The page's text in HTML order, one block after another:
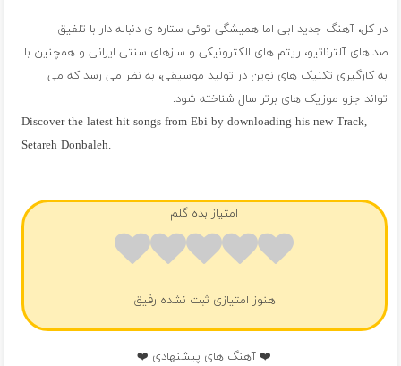
در کل، آهنگ جدید ابی اما همیشگی توئی ستاره ی دنباله دار با تلفیق
صداهای آلترناتیو، ریتم های الکترونیکی و سازهای سنتی ایرانی و همچنین با
به کارگیری تکنیک های نوین در تولید موسیقی، به نظر می رسد که می
تواند جزو موزیک های برتر سال شناخته شود.
Discover the latest hit songs from Ebi by downloading his new Track,
Setareh Donbaleh.
امتیاز بده گلم
هنوز امتیازی ثبت نشده رفیق
❤️ آهنگ های پیشنهادی ❤️